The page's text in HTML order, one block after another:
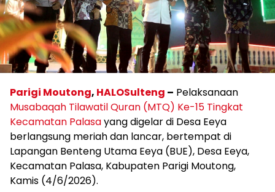
Parigi Moutong, HALOSulteng – Pelaksanaan
Musabaqah Tilawatil Quran (MTQ) Ke-15 Tingkat
Kecamatan Palasayang digelar di Desa Eeya
berlangsung meriah dan lancar, bertempat di
Lapangan Benteng Utama Eeya (BUE), Desa Eeya,
Kecamatan Palasa, Kabupaten Parigi Moutong,
Kamis (4/6/2026).